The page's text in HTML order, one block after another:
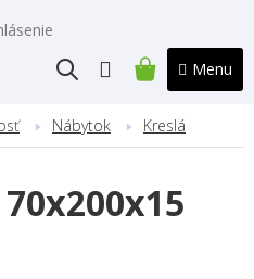
NÁKUPNÝ
Nábytok Kreslá